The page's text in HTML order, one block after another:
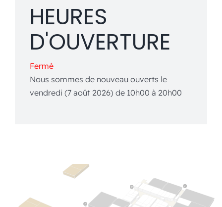
HEURES
D'OUVERTURE
Fermé
Nous sommes de nouveau ouverts le
vendredi (7 août 2026) de 10h00 à 20h00